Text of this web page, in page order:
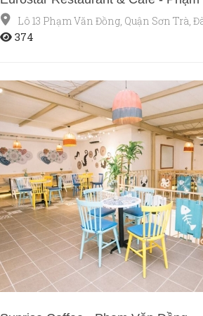
Lô 13 Phạm Văn Đồng, Quận Sơn Trà,
374